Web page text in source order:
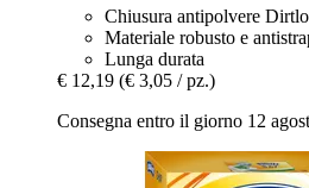
Chiusura antipolvere
Materiale robusto e
Lunga durata
€ 12,19 (€ 3,05 / pz.)
Consegna entro il giorno 12